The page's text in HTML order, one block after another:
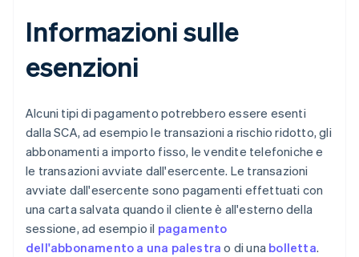
Informazioni sulle
esenzioni
Alcuni tipi di pagamento potrebbero essere esenti
dalla SCA, ad esempio le transazioni a rischio ridotto, gli
abbonamenti a importo fisso, le vendite telefoniche e
le transazioni avviate dall'esercente. Le transazioni
avviate dall'esercente sono pagamenti effettuati con
una carta salvata quando il cliente è all'esterno della
sessione, ad esempio il pagamento
dell'abbonamento a una palestra o di una bolletta.